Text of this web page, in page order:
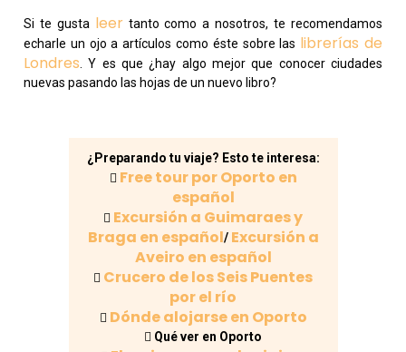
Si te gusta leertanto como a nosotros, te recomendamos
echarle un ojo a artículos como éste sobre las librerías de
Londres. Y es que ¿hay algo mejor que conocer ciudades
nuevas pasando las hojas de un nuevo libro?
¿Preparando tu viaje? Esto te interesa:
Free tour por Oporto en
español
Excursión a Guimaraes y
Braga en español/ Excursión a
Aveiro en español
Crucero de los Seis Puentes
por el río
Dónde alojarse en Oporto
Qué ver en Oporto